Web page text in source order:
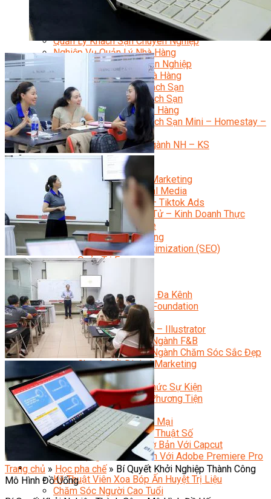
Quản Trị Nhà Hàng Khách Sạn Quốc Tế
Nghiệp Vụ Quản Lý NH-KS
Quản Lý Nhà Hàng Chuyên Nghiệp
Quản Lý Khách Sạn Chuyên Nghiệp
Nghiệp Vụ Quản Lý Nhà Hàng
Nghiệp Vụ Lễ Tân Chuyên Nghiệp
Giám Đốc Điều Hành Nhà Hàng
Tiếng Anh Nhà Hàng Khách Sạn
Khởi Sự Kinh Doanh Khách Sạn
Khởi Sự Kinh Doanh Nhà Hàng
Khởi Sự Kinh Doanh Khách Sạn Mini – Homestay –
AirBnB
Kiến Thức & Kỹ Năng Ngành NH – KS
Marketing
Digital Marketing
Giám Đốc Digital Marketing
Chuyên Viên Social Media
Tiktok Marketing – Tiktok Ads
Thương Mại Điện Tử – Kinh Doanh Thực
Chiến Trên Shopee
Facebook Marketing
Search Engine Optimization (SEO)
Quản Trị Fanpage
Facebook Ads
Google Ads
Content Marketing Đa Kênh
Digital Marketing Foundation
Bán Hàng Đa Kênh
Adobe Photoshop – Illustrator
Marketing Online Ngành F&B
Marketing Online Ngành Chăm Sóc Sắc Đẹp
Chuyên Đề Digital Marketing
Media Production
Chuyên Viên Tổ Chức Sự Kiện
Truyền Thông Đa Phương Tiện
Media Production
Nhiếp Ảnh Thương Mại
Sản Xuất Phim Kỹ Thuật Số
Biên Tập Video Cơ Bản Với Capcut
Dựng Phim Cơ Bản Với Adobe Premiere Pro
Sức Khỏe
Kỹ Thuật Viên Xoa Bóp Ấn Huyệt Trị Liệu
Chăm Sóc Người Cao Tuổi
Trang chủ » Học pha chế » Bí Quyết Khởi Nghiệp Thành Công
Mô Hình Đồ Uống